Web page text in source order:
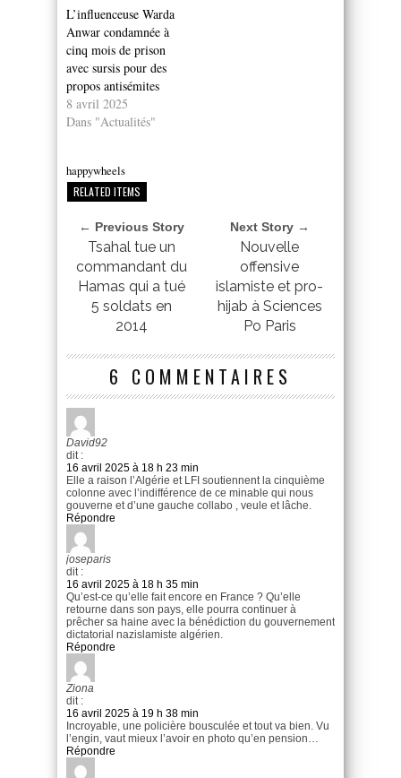
L’influenceuse Warda
Anwar condamnée à
cinq mois de prison
avec sursis pour des
propos antisémites
8 avril 2025
Dans "Actualités"
happywheels
RELATED ITEMS
← Previous Story
Tsahal tue un
commandant du
Hamas qui a tué
5 soldats en
2014
Next Story →
Nouvelle
offensive
islamiste et pro-
hijab à Sciences
Po Paris
6 COMMENTAIRES
David92
dit :
16 avril 2025 à 18 h 23 min
Elle a raison l’Algérie et LFI soutiennent la cinquième
colonne avec l’indifférence de ce minable qui nous
gouverne et d’une gauche collabo , veule et lâche.
Répondre
joseparis
dit :
16 avril 2025 à 18 h 35 min
Qu’est-ce qu’elle fait encore en France ? Qu’elle
retourne dans son pays, elle pourra continuer à
prêcher sa haine avec la bénédiction du gouvernement
dictatorial nazislamiste algérien.
Répondre
Ziona
dit :
16 avril 2025 à 19 h 38 min
Incroyable, une policière bousculée et tout va bien. Vu
l’engin, vaut mieux l’avoir en photo qu’en pension…
Répondre